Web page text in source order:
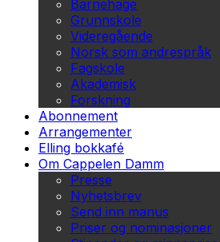
Barnehage
Grunnskole
Videregående
Norsk som andrespråk
Fagskole
Akademisk
Forskning
Abonnement
Arrangementer
Elling bokkafé
Om Cappelen Damm
Presse
Nyhetsbrev
Send inn manus
Priser og nominasjoner